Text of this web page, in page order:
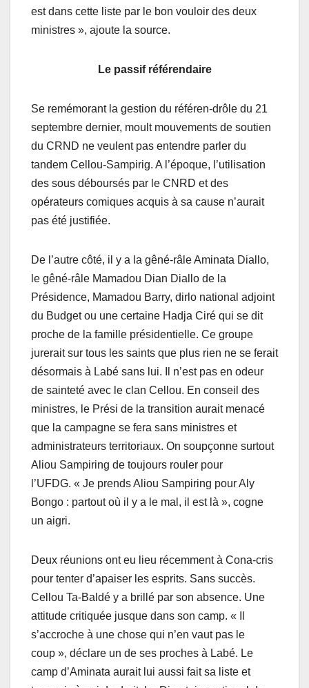
est dans cette liste par le bon vouloir des deux
ministres », ajoute la source.
Le passif référendaire
Se remémorant la gestion du référen-drôle du 21
septembre dernier, moult mouvements de soutien
du CRND ne veulent pas entendre parler du
tandem Cellou-Sampirig. A l’époque, l’utilisation
des sous déboursés par le CNRD et des
opérateurs comiques acquis à sa cause n’aurait
pas été justifiée.
De l’autre côté, il y a la gêné-râle Aminata Diallo,
le gêné-râle Mamadou Dian Diallo de la
Présidence, Mamadou Barry, dirlo national adjoint
du Budget ou une certaine Hadja Ciré qui se dit
proche de la famille présidentielle. Ce groupe
jurerait sur tous les saints que plus rien ne se ferait
désormais à Labé sans lui. Il n’est pas en odeur
de sainteté avec le clan Cellou. En conseil des
ministres, le Prési de la transition aurait menacé
que la campagne se fera sans ministres et
administrateurs territoriaux. On soupçonne surtout
Aliou Sampiring de toujours rouler pour
l’UFDG. « Je prends Aliou Sampiring pour Aly
Bongo : partout où il y a le mal, il est là », cogne
un aigri.
Deux réunions ont eu lieu récemment à Cona-cris
pour tenter d’apaiser les esprits. Sans succès.
Cellou Ta-Baldé y a brillé par son absence. Une
attitude critiquée jusque dans son camp. « Il
s’accroche à une chose qui n’en vaut pas le
coup », déclare un de ses proches à Labé. Le
camp d’Aminata aurait lui aussi fait sa liste et